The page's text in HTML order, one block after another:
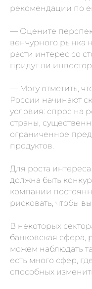
рекомендации по
— Оцените
венчурного рынка
расти интерес со
придут ли
— Могу отметить,
России начинают
условия: спрос на
страны,
ограниченное
продуктов.
Для роста
должна быть
компании
рисковать, чтобы
В некоторых
банковская сфера,
можем наблюдать
есть много сфер,
способных